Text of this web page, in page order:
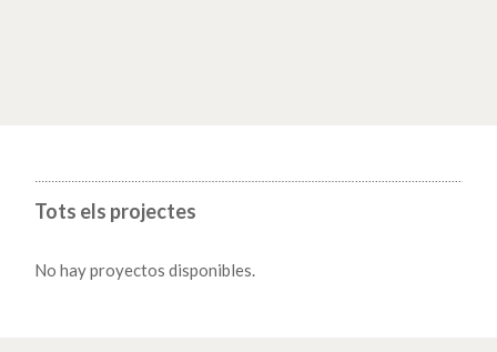
Tots els projectes
No hay proyectos disponibles.